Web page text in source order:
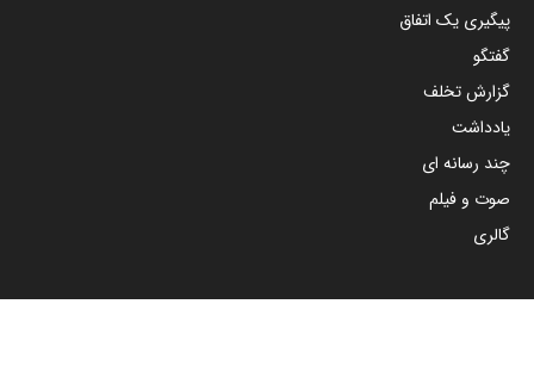
پیگیری یک اتفاق
گفتگو
گزارش تخلف
یادداشت
چند رسانه ای
صوت و فیلم
گالری